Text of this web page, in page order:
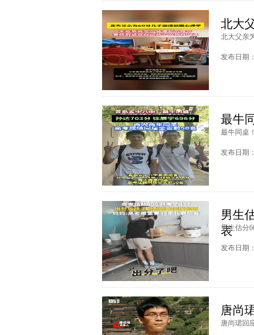
北大
北大父亲
发布日期
最牛
最牛同桌
发布日期
男生
表
男生估分
发布日期
唐尚
唐尚珺回